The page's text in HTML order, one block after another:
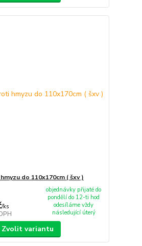
do 110x170cm ( šxv )
/ks
objednávky přijaté do
pondělí do 12-ti hod
odesíláme vždy
následující úterý
Zvolit variantu